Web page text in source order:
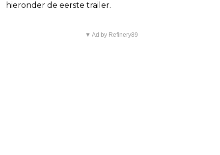
hieronder de eerste trailer.
▼ Ad by Refinery89